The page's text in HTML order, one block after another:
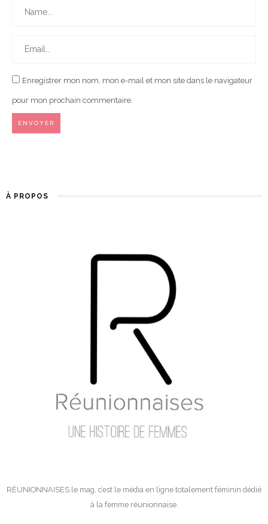
Enregistrer mon nom, mon e-mail et mon site dans le navigateur
pour mon prochain commentaire.
À PROPOS
RÉUNIONNAISES le mag, c’est le média en ligne totalement féminin dédié
à la femme réunionnaise.